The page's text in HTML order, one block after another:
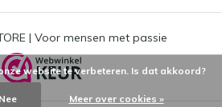
| Voor mensen met passie
website te verbeteren. Is dat akkoord?
Nee Meer over cookies »